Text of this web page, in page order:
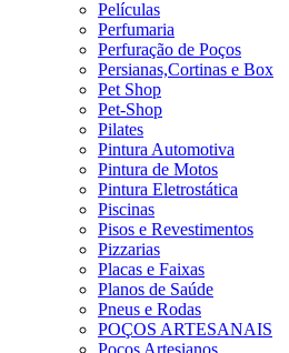
Películas
Perfumaria
Perfuração de Poços
Persianas,Cortinas e Box
Pet Shop
Pet-Shop
Pilates
Pintura Automotiva
Pintura de Motos
Pintura Eletrostática
Piscinas
Pisos e Revestimentos
Pizzarias
Placas e Faixas
Planos de Saúde
Pneus e Rodas
POÇOS ARTESANAIS
Poços Artesianos